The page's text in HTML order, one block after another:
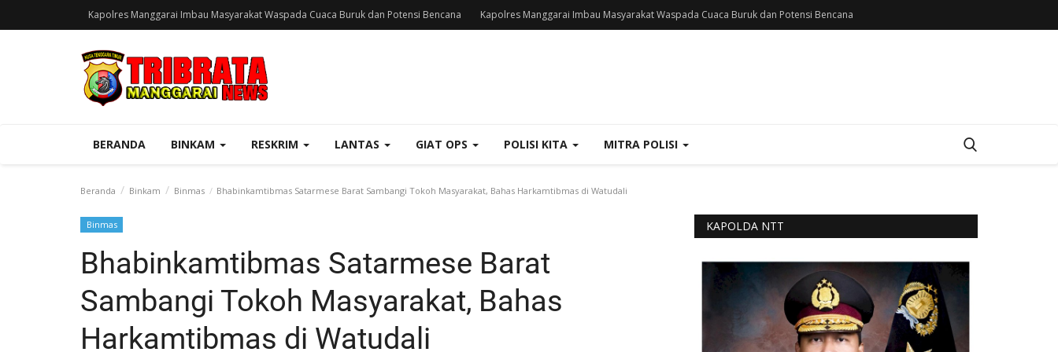
Kapolres Manggarai Imbau Masyarakat Waspada Cuaca Buruk dan Potensi Bencana Kapolres Manggarai Imbau Masyarakat Waspada Cuaca Buruk dan Potensi Bencana
BERANDA BINKAM RESKRIM LANTAS GIAT OPS POLISI KITA MITRA POLISI
Beranda Binkam Binmas Bhabinkamtibmas Satarmese Barat Sambangi Tokoh Masyarakat, Bahas Harkamtibmas di Watudali
Binmas
Bhabinkamtibmas Satarmese Barat
Sambangi Tokoh Masyarakat, Bahas
Harkamtibmas di Watudali
KAPOLDA NTT